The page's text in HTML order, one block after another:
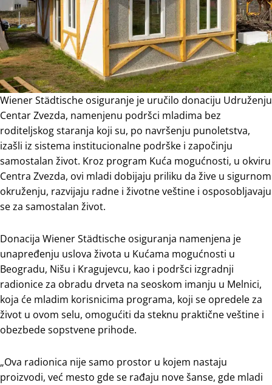
Wiener Städtische osiguranje je uručilo donaciju Udruženju
Centar Zvezda, namenjenu podršci mladima bez
roditeljskog staranja koji su, po navršenju punoletstva,
izašli iz sistema institucionalne podrške i započinju
samostalan život. Kroz program Kuća mogućnosti, u okviru
Centra Zvezda, ovi mladi dobijaju priliku da žive u sigurnom
okruženju, razvijaju radne i životne veštine i osposobljavaju
se za samostalan život.
Donacija Wiener Städtische osiguranja namenjena je
unapređenju uslova života u Kućama mogućnosti u
Beogradu, Nišu i Kragujevcu, kao i podršci izgradnji
radionice za obradu drveta na seoskom imanju u Melnici,
koja će mladim korisnicima programa, koji se opredele za
život u ovom selu, omogućiti da steknu praktične veštine i
obezbede sopstvene prihode.
„Ova radionica nije samo prostor u kojem nastaju
proizvodi, već mesto gde se rađaju nove šanse, gde mladi